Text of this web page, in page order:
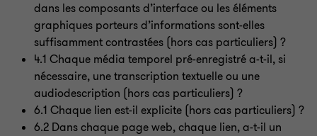
dans les composants d’interface ou les éléments
graphiques porteurs d’informations sont-elles
suffisamment contrastées (hors cas particuliers) ?
4.1 Chaque média temporel pré-enregistré a-t-il, si
nécessaire, une transcription textuelle ou une
audiodescription (hors cas particuliers) ?
6.1 Chaque lien est-il explicite (hors cas particuliers) ?
6.2 Dans chaque page web, chaque lien, a-t-il un